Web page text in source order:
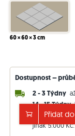
60 × 60 × 3 cm
Dostupnost –
2 - 3 Týdny
14 - 15 Týdny
Doprava
jinak 5.000
Přidat